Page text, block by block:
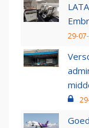
29-